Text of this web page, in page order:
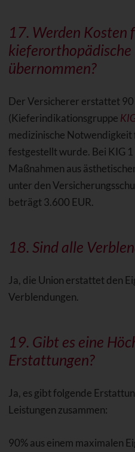
17. Werden Kosten
kieferorthopädische
übernommen?
Der Versicherer erstattet 90
(Kieferindikationsgruppe
medizinische
festgestellt wurde. Bei KIG 1
Maßnahmen aus
unter den
beträgt 3.600 EUR.
18. Sind alle
Ja, die Union erstattet den
Verblendungen.
19. Gibt es eine
Erstattungen?
Ja, es gibt folgende
Leistungen zusammen:
90% aus einem maximalen